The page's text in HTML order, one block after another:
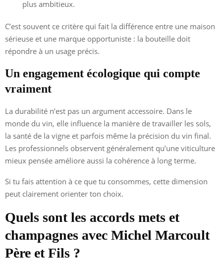
plus ambitieux.
C’est souvent ce critère qui fait la différence entre une maison
sérieuse et une marque opportuniste : la bouteille doit
répondre à un usage précis.
Un engagement écologique qui compte
vraiment
La durabilité n’est pas un argument accessoire. Dans le
monde du vin, elle influence la manière de travailler les sols,
la santé de la vigne et parfois même la précision du vin final.
Les professionnels observent généralement qu’une viticulture
mieux pensée améliore aussi la cohérence à long terme.
Si tu fais attention à ce que tu consommes, cette dimension
peut clairement orienter ton choix.
Quels sont les accords mets et
champagnes avec Michel Marcoult
Père et Fils ?